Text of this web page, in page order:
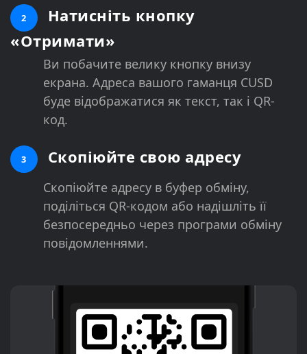
2
Натисніть кнопку
«Отримати»
Ви побачите велику кнопку внизу
екрана. Адреса вашого гаманця CUSD
буде відображатися як текст, так і QR-
код.
3 Скопіюйте свою адресу
Скопіюйте адресу в буфер обміну,
поділіться QR-кодом або надішліть її
безпосередньо через програми обміну
повідомленнями.